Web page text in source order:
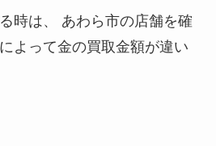
時は、 あわら市の店舗を確
よって金の買取金額が違い